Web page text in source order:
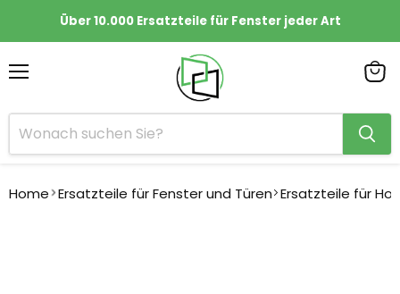
Über 10.000 Ersatzteile für Fenster jeder Art
Home Ersatzteile für Fenster und Türen Ersatzteile für